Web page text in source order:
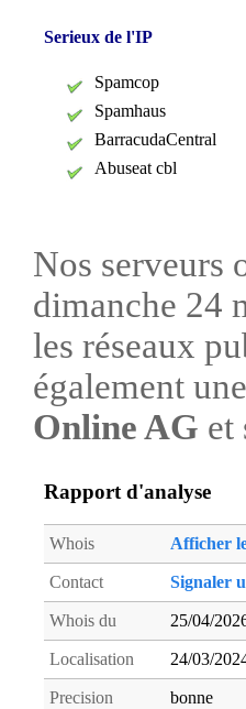
Serieux de l'IP
Spamcop
Spamhaus
BarracudaCentral
Abuseat cbl
Nos serveurs
dimanche 24
les réseaux
également
Online AG et
Rapport d'analyse
Whois Afficher
Contact Signaler
Whois du 25/04/
Localisation 24/03/
Precision bonne